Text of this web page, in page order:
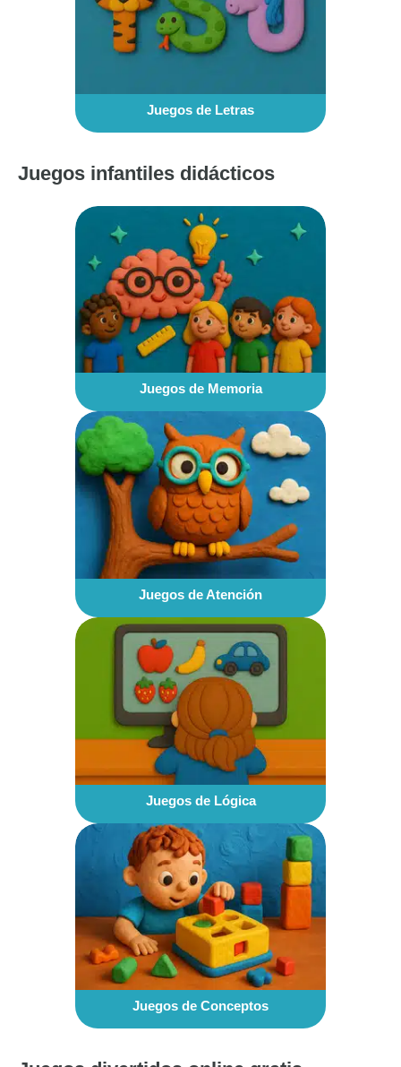
Juegos de Letras
Juegos infantiles didácticos
Juegos de Memoria
Juegos de Atención
Juegos de Lógica
Juegos de Conceptos